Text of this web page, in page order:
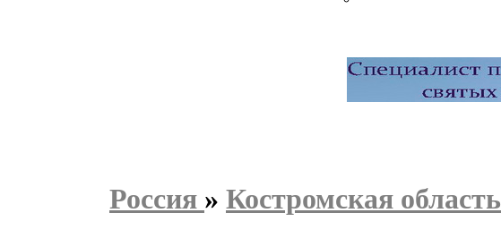
Россия » Костромская область